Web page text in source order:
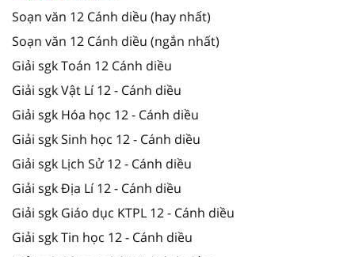
Soạn văn 12 Cánh diều (hay nhất)
Soạn văn 12 Cánh diều (ngắn nhất)
Giải sgk Toán 12 Cánh diều
Giải sgk Vật Lí 12 - Cánh diều
Giải sgk Hóa học 12 - Cánh diều
Giải sgk Sinh học 12 - Cánh diều
Giải sgk Lịch Sử 12 - Cánh diều
Giải sgk Địa Lí 12 - Cánh diều
Giải sgk Giáo dục KTPL 12 - Cánh diều
Giải sgk Tin học 12 - Cánh diều